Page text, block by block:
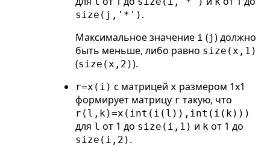
size(j,'*') .
Максимальное значение i (j) должно
быть меньше, либо равно size(x,1)
(size(x,2)).
r=x(i) с матрицей x размером 1x1
формирует матрицу r такую, что
r(l,k)=x(int(i(l)),int(i(k)))
для l от 1 до size(i,1) и k от 1 до
size(i,2) .